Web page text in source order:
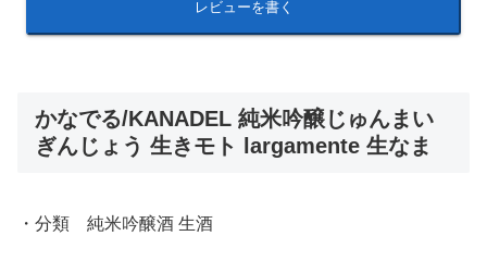
レビューを書く
かなでる/KANADEL 純米吟醸じゅんまい
ぎんじょう 生きモト largamente 生なま
・分類 純米吟醸酒 生酒